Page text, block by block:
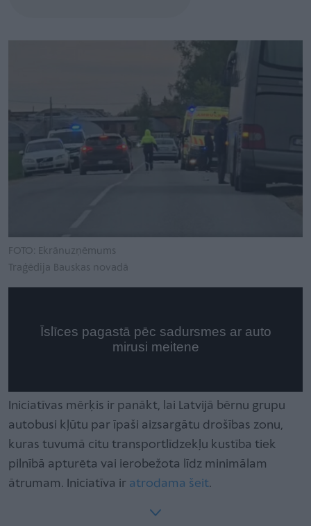
FOTO: Ekrānuzņēmums
Traģēdija Bauskas novadā
Iniciatīvas mērķis ir panākt, lai Latvijā bērnu grupu
autobusi kļūtu par īpaši aizsargātu drošības zonu,
kuras tuvumā citu transportlīdzekļu kustība tiek
pilnībā apturēta vai ierobežota līdz minimālam
ātrumam. Iniciatīva ir atrodama šeit.